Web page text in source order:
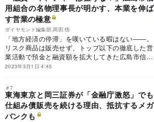
るのか――。その最前線に迫る。
用組合の名物理事長が明かす、本業を伸ば
す営業の極意
ダイヤモンド編集部,岡田 悟
「地方経済の停滞」を嘆いている暇はない――。
リスク商品は販売せず、トップ以下の徹底した営
業活動で預金と融資額を拡大してきた広島市信用
組合が、信用組合ランキング首位となった。多い
2023年3月1日 4:45
＃7
東海東京と岡三証券が「金融庁激怒」でも
仕組み債販売を続ける理由、抵抗するメガ
バンクも